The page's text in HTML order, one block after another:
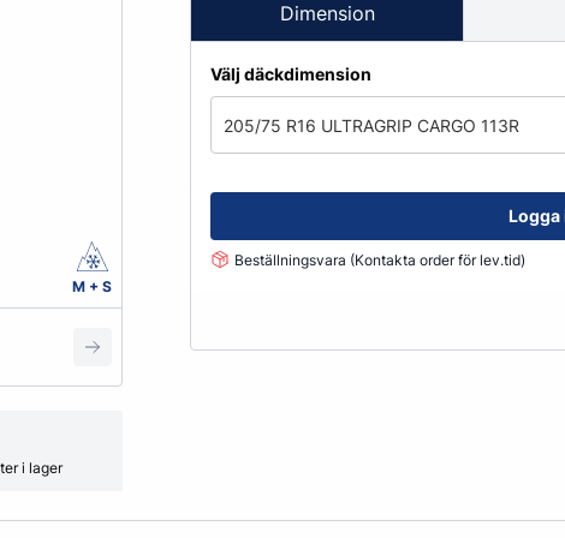
Grönyte & Smådäck
Kåpor
Mutterpåsar
Spacer
Ventiler
Vikter
Smörjmedel, Kemikalier &
Alkylatbensin
M + S
i lager
Dimension
Välj däckdimension
205/75 R16 ULTRAGRIP CARGO 113R
Logga
Beställningsvara (Kontakta order för lev.tid)